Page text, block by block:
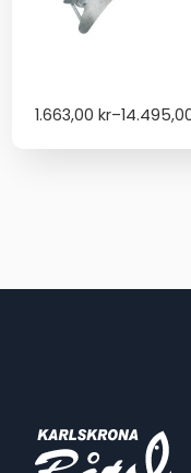
1.663,00kr–Price